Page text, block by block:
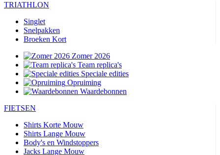
TRIATHLON
Singlet
Snelpakken
Broeken Kort
Zomer 2026
Team replica's
Speciale edities
Opruiming
Waardebonnen
FIETSEN
Shirts Korte Mouw
Shirts Lange Mouw
Body's en Windstoppers
Jacks Lange Mouw